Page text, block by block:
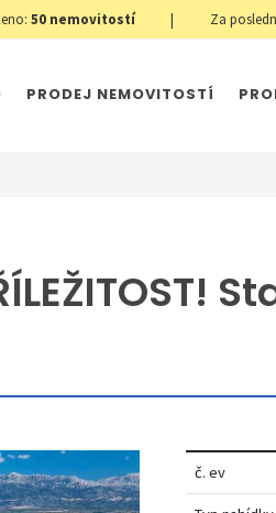
50 nemovitostí | Za
PRODEJ NEMOVITOSTÍ
č. ev